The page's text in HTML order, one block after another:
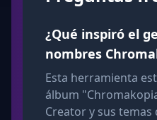
¿Qué inspiró el
nombres
Esta herramienta
álbum
Creator y sus temas